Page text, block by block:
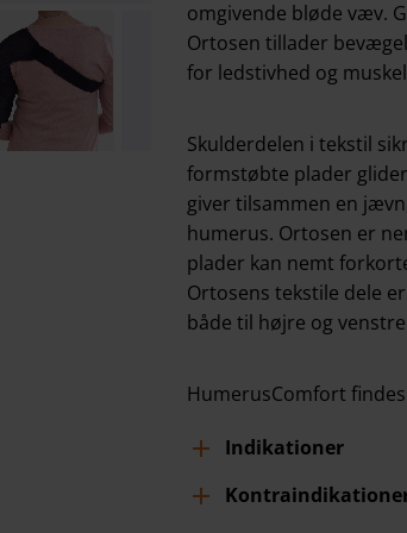
omgivende bløde væv.
Ortosen tillader
for ledstivhed og
Skulderdelen i tekstil
formstøbte plader
giver tilsammen en
humerus. Ortosen er
plader kan nemt
Ortosens tekstile dele
både til højre og
HumerusComfort
Indikationer